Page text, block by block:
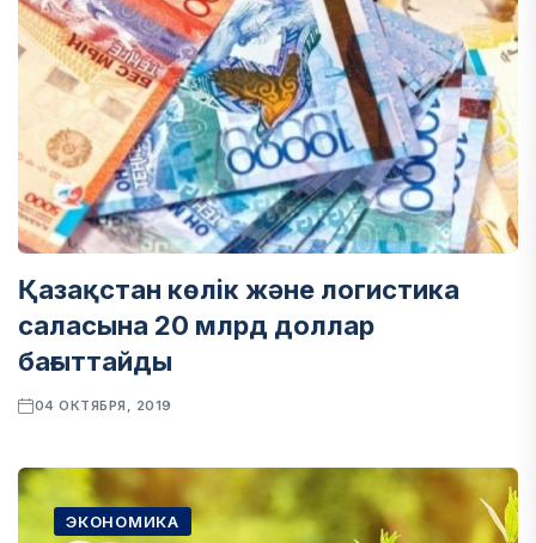
Қазақстан көлік және логистика
саласына 20 млрд доллар
бағыттайды
04 ОКТЯБРЯ, 2019
ЭКОНОМИКА